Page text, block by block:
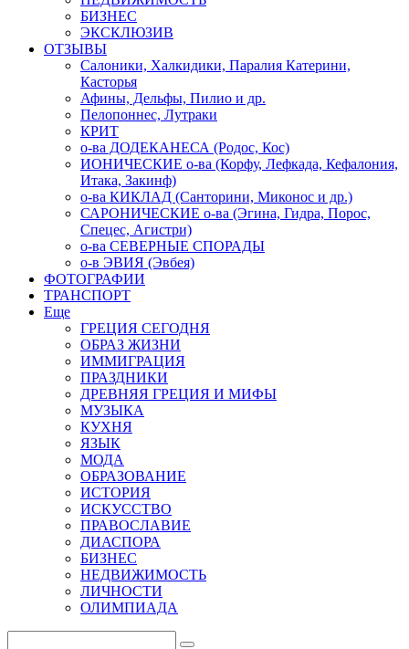
БИЗНЕС
ЭКСКЛЮЗИВ
ОТЗЫВЫ
Салоники, Халкидики, Паралия Катерини,
Касторья
Афины, Дельфы, Пилио и др.
Пелопоннес, Лутраки
КРИТ
о-ва ДОДЕКАНЕСА (Родос, Кос)
ИОНИЧЕСКИЕ о-ва (Корфу, Лефкада, Кефалония,
Итака, Закинф)
о-ва КИКЛАД (Санторини, Миконос и др.)
САРОНИЧЕСКИЕ о-ва (Эгина, Гидра, Порос,
Спецес, Агистри)
о-ва СЕВЕРНЫЕ СПОРАДЫ
о-в ЭВИЯ (Эвбея)
ФОТОГРАФИИ
ТРАНСПОРТ
Еще
ГРЕЦИЯ СЕГОДНЯ
ОБРАЗ ЖИЗНИ
ИММИГРАЦИЯ
ПРАЗДНИКИ
ДРЕВНЯЯ ГРЕЦИЯ И МИФЫ
МУЗЫКА
КУХНЯ
ЯЗЫК
МОДА
ОБРАЗОВАНИЕ
ИСТОРИЯ
ИСКУССТВО
ПРАВОСЛАВИЕ
ДИАСПОРА
БИЗНЕС
НЕДВИЖИМОСТЬ
ЛИЧНОСТИ
ОЛИМПИАДА